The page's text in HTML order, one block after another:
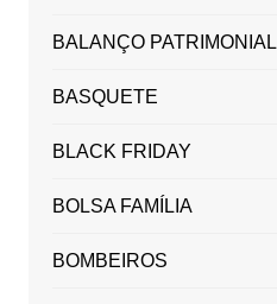
BALANÇO PATRIMONIAL
BASQUETE
BLACK FRIDAY
BOLSA FAMÍLIA
BOMBEIROS